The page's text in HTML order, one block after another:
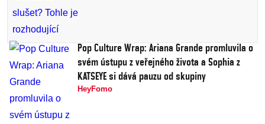
Pop Culture Wrap: Ariana Grande promluvila o
svém ústupu z veřejného života a Sophia z
KATSEYE si dává pauzu od skupiny
HeyFomo